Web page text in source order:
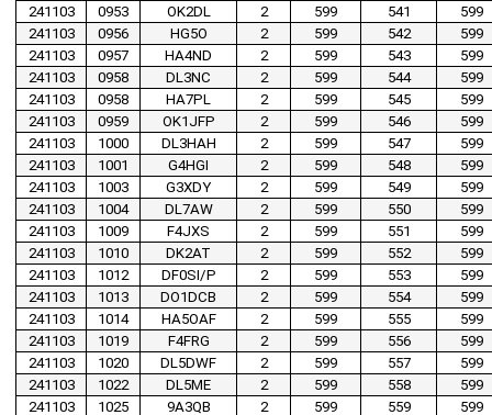
241103
0953 OK2DL 2 599 541
599
241103
0956 HG5O 2 599 542
599
241103
0957 HA4ND 2 599 543
599
241103
0958 DL3NC 2 599 544
599
241103
0958 HA7PL 2 599 545
599
241103
0959 OK1JFP 2 599 546
599
241103
1000 DL3HAH 2 599 547
599
241103
1001 G4HGI 2 599 548
599
241103
1003 G3XDY 2 599 549
599
241103
1004 DL7AW 2 599 550
599
241103
1009 F4JXS 2 599 551
599
241103
1010 DK2AT 2 599 552
599
241103
1012 DF0SI/P 2 599 553
599
241103
1013 DO1DCB 2 599 554
599
241103
1014 HA5OAF 2 599 555
599
241103
1019 F4FRG 2 599 556
599
241103
1020 DL5DWF 2 599 557
599
241103
1022 DL5ME 2 599 558
599
241103
1025 9A3QB 2 599 559
599